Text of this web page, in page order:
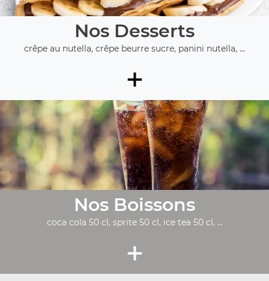
Nos Desserts
crêpe au nutella, crêpe beurre sucre, panini nutella, ...
+
Nos Boissons
coca cola 50 cl, sprite 50 cl, ice tea 50 cl, ...
+